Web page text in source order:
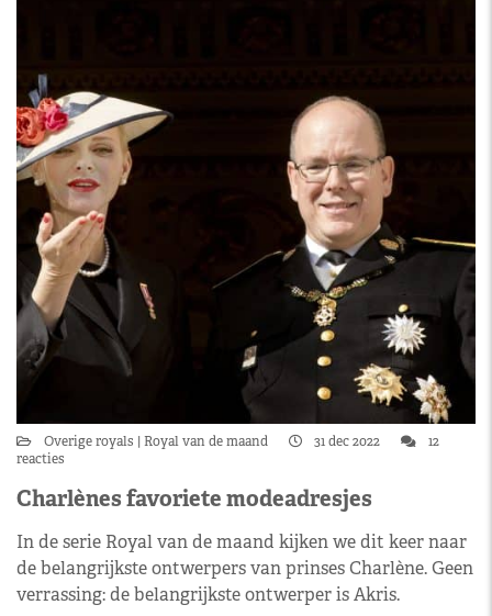
Overige royals Royal van de maand 31 dec 2022
12
reacties
Charlènes favoriete modeadresjes
In de serie Royal van de maand kijken we dit keer naar
de belangrijkste ontwerpers van prinses Charlène. Geen
verrassing: de belangrijkste ontwerper is Akris.